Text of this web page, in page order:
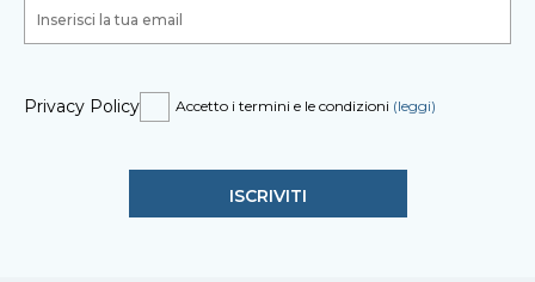
Privacy Policy Accetto i termini e le condizioni (leggi)